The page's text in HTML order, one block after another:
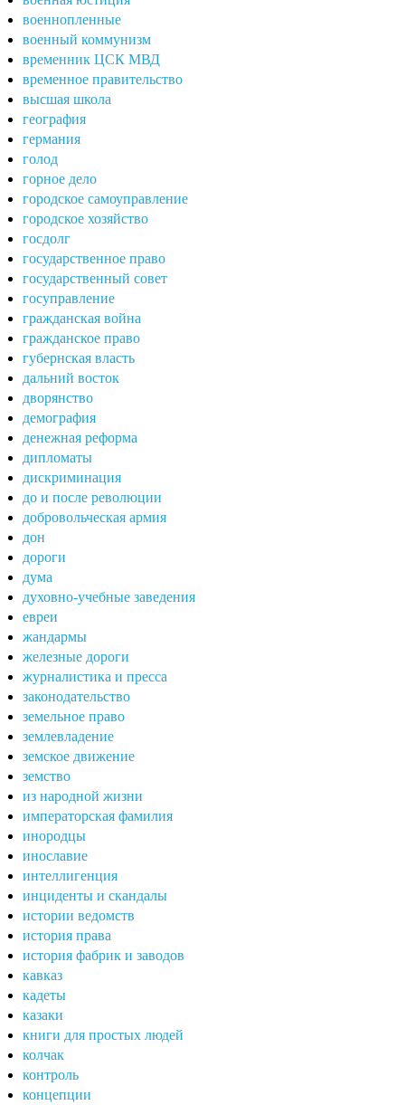
военнопленные
военный коммунизм
временник ЦСК МВД
временное правительство
высшая школа
география
германия
голод
горное дело
городское самоуправление
городское хозяйство
госдолг
государственное право
государственный совет
госуправление
гражданская война
гражданское право
губернская власть
дальний восток
дворянство
демография
денежная реформа
дипломаты
дискриминация
до и после революции
добровольческая армия
дон
дороги
дума
духовно-учебные заведения
евреи
жандармы
железные дороги
журналистика и пресса
законодательство
земельное право
землевладение
земское движение
земство
из народной жизни
императорская фамилия
инородцы
инославие
интеллигенция
инциденты и скандалы
истории ведомств
история права
история фабрик и заводов
кавказ
кадеты
казаки
книги для простых людей
колчак
контроль
концепции